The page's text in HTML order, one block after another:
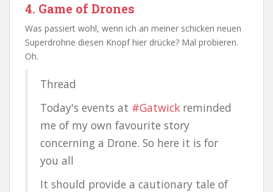
4. Game of Drones
Was passiert wohl, wenn ich an meiner schicken neuen
Superdrohne diesen Knopf hier drücke? Mal probieren.
Oh.
Thread
Today's events at #Gatwick reminded
me of my own favourite story
concerning a Drone. So here it is for
you all
It should provide a cautionary tale of